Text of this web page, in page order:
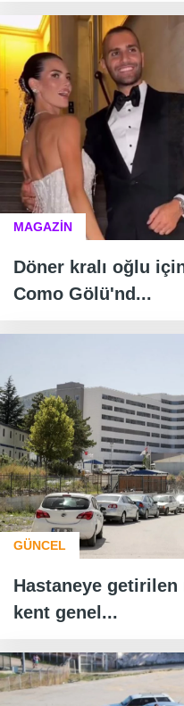
MAGAZİN
Döner kralı oğlu
Como Gölü'nd...
GÜNCEL
Hastaneye
kent genel...